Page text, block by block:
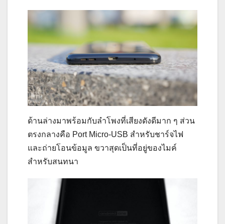
ด้านล่างมาพร้อมกับลำโพงที่เสียงดังดีมาก ๆ ส่วน
ตรงกลางคือ Port Micro-USB สำหรับชาร์จไฟ
และถ่ายโอนข้อมูล ขวาสุดเป็นที่อยู่ของไมค์
สำหรับสนทนา